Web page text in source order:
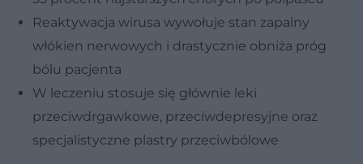
Reaktywacja wirusa wywołuje stan zapalny
włókien nerwowych i drastycznie obniża próg
bólu pacjenta
W leczeniu stosuje się głównie leki
przeciwdrgawkowe, przeciwdepresyjne oraz
specjalistyczne plastry przeciwbólowe